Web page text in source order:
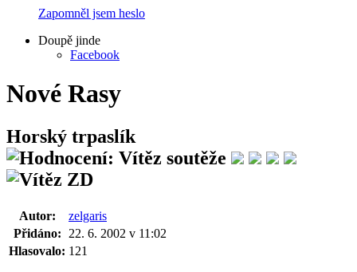
Zapomněl jsem heslo
Doupě jinde
Facebook
Nové Rasy
Horský trpaslík
Autor:
zelgaris
Přidáno:
22. 6. 2002 v 11:02
Hlasovalo: 121